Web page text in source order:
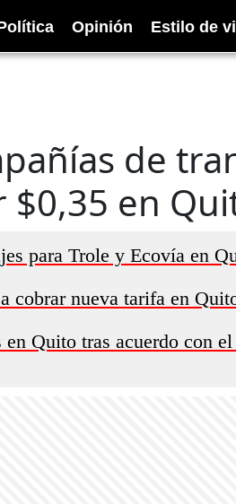
Opinión Estilo de
de
$0,35 en
para Trole y Ecovía en
cobrar nueva tarifa en
en Quito tras acuerdo con